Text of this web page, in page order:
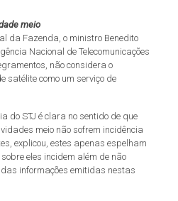
meio
da Fazenda, o ministro Benedito
Nacional de Telecomunicações
não considera o
satélite como um serviço de
do STJ é clara no sentido de que
meio não sofrem incidência
explicou, estes apenas espelham
eles incidem além de não
informações emitidas nestas